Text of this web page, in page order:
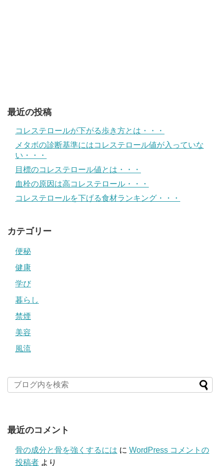
最近の投稿
コレステロールが下がる歩き方とは・・・
メタボの診断基準にはコレステロール値が入っていな
い・・・
目標のコレステロール値とは・・・
血栓の原因は高コレステロール・・・
コレステロールを下げる食材ランキング・・・
カテゴリー
便秘
健康
学び
暮らし
禁煙
美容
風流
最近のコメント
骨の成分と骨を強くするには に WordPress コメントの
投稿者 より